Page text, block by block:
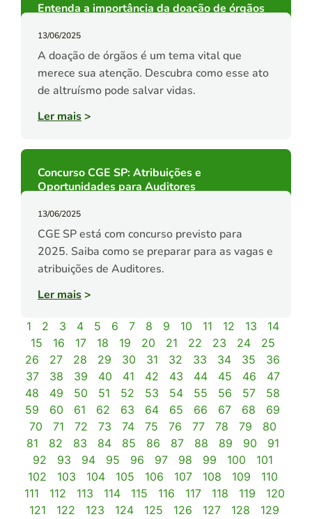
Entenda a importância da doação de órgãos
13/06/2025
A doação de órgãos é um tema vital que
merece sua atenção. Descubra como esse ato
de altruísmo pode salvar vidas.
Ler mais>
Concurso CGE SP: Atribuições e
Oportunidades para Auditores
13/06/2025
CGE SP está com concurso previsto para
2025. Saiba como se preparar para as vagas e
atribuições de Auditores.
Ler mais>
1 2 3 4 5 6 7 8 9 10 11 12 13
14
15
16 17 18 19 20 21 22 23 24
25
26
27 28 29 30 31 32 33 34 35
36
37
38 39 40 41 42 43 44 45 46
47
48
49 50 51 52 53 54 55 56 57
58
59
60 61 62 63 64 65 66 67 68
69
70
71 72 73 74 75 76 77 78 79
80
81
82 83 84 85 86 87 88 89 90
91
92
93 94 95 96 97 98 99 100
101
102
103 104 105 106 107 108 109
110
111
112 113 114 115 116 117 118 119
120
121
122 123 124 125 126 127 128
129